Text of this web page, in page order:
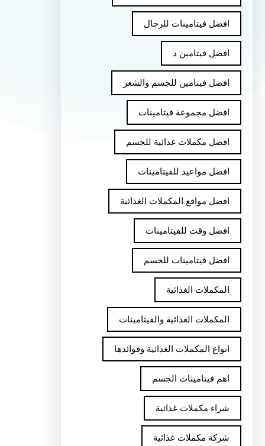
افضل فيتامينات للرجال
افضل فيتامين د
افضل فيتامين للجسم والشعر
افضل مجموعة فيتامينات
افضل مكملات غذائية للجسم
افضل مواعيد للفيتامينات
افضل مواقع المكملات الغذائية
افضل وقت للفيتامينات
افضل ڤيتامينات للجسم
المكملات الغذائية
المكملات الغذائية والفيتامينات
انواع المكملات الغذائية وفوائدها
اهم فيتامينات الجسم
شراء مكملات غذائية
شركة مكملات غذائية